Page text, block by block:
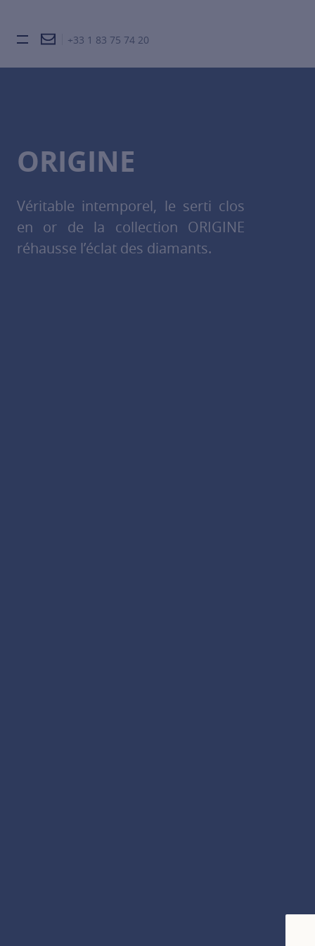
Burger toggle menu
+33 1 83 75 74 20
ORIGINE
Véritable intemporel, le serti clos
en or de la collection ORIGINE
réhausse l’éclat des diamants.